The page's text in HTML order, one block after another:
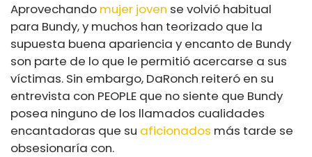
Aprovechando mujer joven se volvió habitual
para Bundy, y muchos han teorizado que la
supuesta buena apariencia y encanto de Bundy
son parte de lo que le permitió acercarse a sus
víctimas. Sin embargo, DaRonch reiteró en su
entrevista con PEOPLE que no siente que Bundy
posea ninguno de los llamados cualidades
encantadoras que su aficionados más tarde se
obsesionaría con.